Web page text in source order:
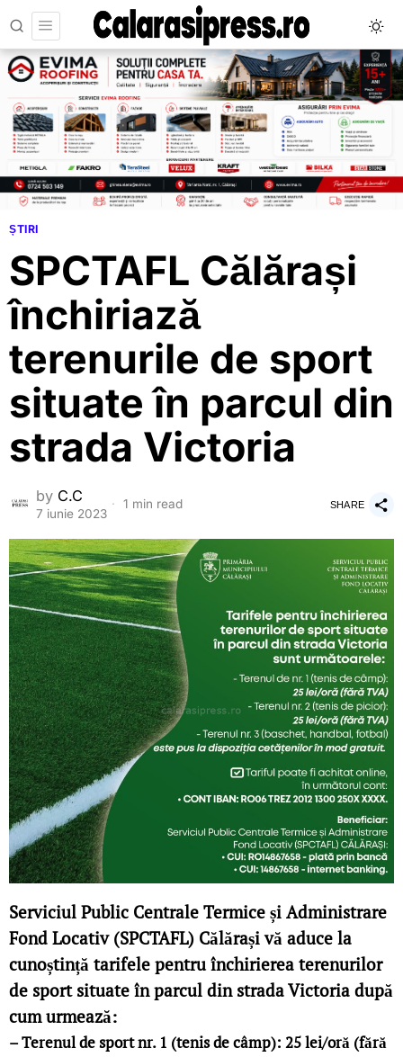
ȘTIRI
SPCTAFL Călărași
închiriază
terenurile de sport
situate în parcul din
strada Victoria
by C.C
7 iunie 2023
1 min read SHARE
Serviciul Public Centrale Termice și Administrare
Fond Locativ (SPCTAFL) Călărași vă aduce la
cunoștință tarifele pentru închirierea terenurilor
de sport situate în parcul din strada Victoria după
cum urmează:
– Terenul de sport nr. 1 (tenis de câmp): 25 lei/oră (fără